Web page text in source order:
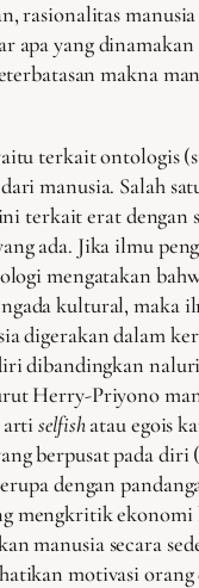
rasionalitas
apa yang
makna
terkait ontologis
manusia. Salah
terkait erat dengan
ada. Jika ilmu
mengatakan
kultural, maka
digerakan dalam
dibandingkan
Herry-Priyono
artiselfishatau egois
berpusat pada diri
dengan
mengkritik ekonomi
manusia secara
motivasi orang